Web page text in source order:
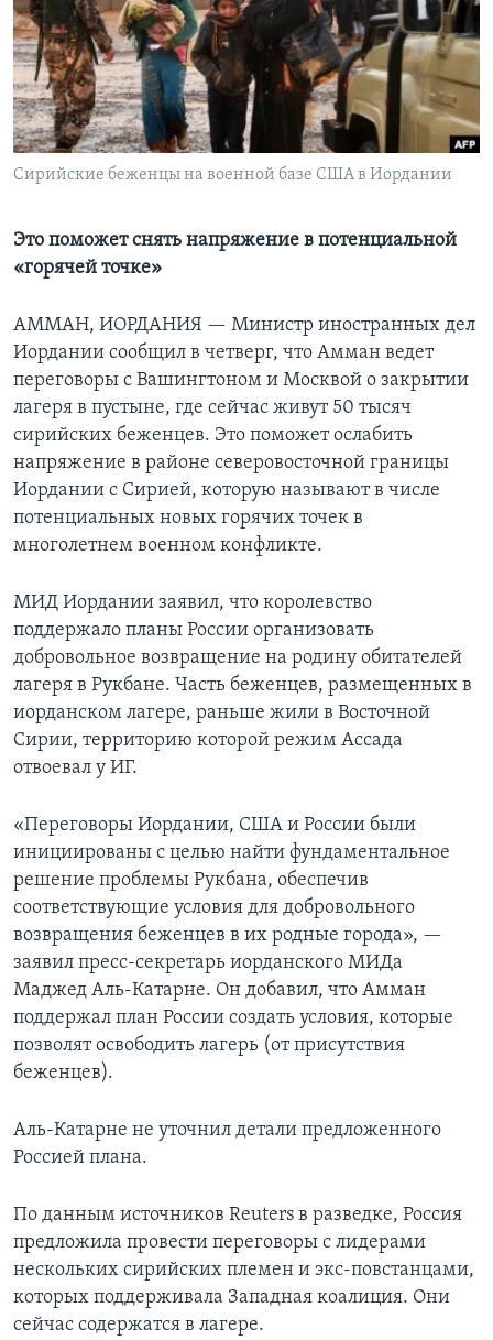
Learning English
СОЦИАЛЬНЫЕ СЕТИ
Сирийские беженцы на военной базе США в Иордании
Это поможет снять напряжение в потенциальной
«горячей точке»
АММАН, ИОРДАНИЯ — Министр иностранных дел
Иордании сообщил в четверг, что Амман ведет
переговоры с Вашингтоном и Москвой о закрытии
лагеря в пустыне, где сейчас живут 50 тысяч
сирийских беженцев. Это поможет ослабить
напряжение в районе северовосточной границы
Иордании с Сирией, которую называют в числе
потенциальных новых горячих точек в
многолетнем военном конфликте.
МИД Иордании заявил, что королевство
поддержало планы России организовать
добровольное возвращение на родину обитателей
лагеря в Рукбане. Часть беженцев, размещенных в
иорданском лагере, раньше жили в Восточной
Сирии, территорию которой режим Ассада
отвоевал у ИГ.
«Переговоры Иордании, США и России были
инициированы с целью найти фундаментальное
решение проблемы Рукбана, обеспечив
соответствующие условия для добровольного
возвращения беженцев в их родные города», —
заявил пресс-секретарь иорданского МИДа
Маджед Аль-Катарне. Он добавил, что Амман
поддержал план России создать условия, которые
позволят освободить лагерь (от присутствия
беженцев).
Аль-Катарне не уточнил детали предложенного
Россией плана.
По данным источников Reuters в разведке, Россия
предложила провести переговоры с лидерами
нескольких сирийских племен и экс-повстанцами,
которых поддерживала Западная коалиция. Они
сейчас содержатся в лагере.